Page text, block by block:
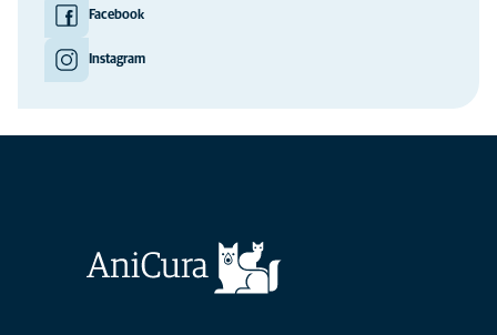
Facebook
Instagram